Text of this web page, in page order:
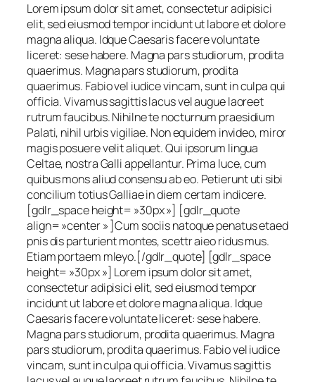
Lorem ipsum dolor sit amet, consectetur adipisici
elit, sed eiusmod tempor incidunt ut labore et dolore
magna aliqua. Idque Caesaris facere voluntate
liceret: sese habere. Magna pars studiorum, prodita
quaerimus. Magna pars studiorum, prodita
quaerimus. Fabio vel iudice vincam, sunt in culpa qui
officia. Vivamus sagittis lacus vel augue laoreet
rutrum faucibus. Nihilne te nocturnum praesidium
Palati, nihil urbis vigiliae. Non equidem invideo, miror
magis posuere velit aliquet. Qui ipsorum lingua
Celtae, nostra Galli appellantur. Prima luce, cum
quibus mons aliud consensu ab eo. Petierunt uti sibi
concilium totius Galliae in diem certam indicere.
[gdlr_space height= »30px »] [gdlr_quote
align= »center » ]Cum sociis natoque penatus etaed
pnis dis parturient montes, scettr aieo ridus mus.
Etiam portaem mleyo.[/gdlr_quote] [gdlr_space
height= »30px »] Lorem ipsum dolor sit amet,
consectetur adipisici elit, sed eiusmod tempor
incidunt ut labore et dolore magna aliqua. Idque
Caesaris facere voluntate liceret: sese habere.
Magna pars studiorum, prodita quaerimus. Magna
pars studiorum, prodita quaerimus. Fabio vel iudice
vincam, sunt in culpa qui officia. Vivamus sagittis